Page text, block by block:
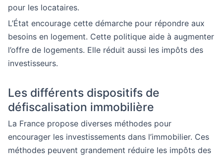
pour les locataires.
L’État encourage cette démarche pour répondre aux
besoins en logement. Cette politique aide à augmenter
l’offre de logements. Elle réduit aussi les impôts des
investisseurs.
Les différents dispositifs de
défiscalisation immobilière
La France propose diverses méthodes pour
encourager les investissements dans l’immobilier. Ces
méthodes peuvent grandement réduire les impôts des